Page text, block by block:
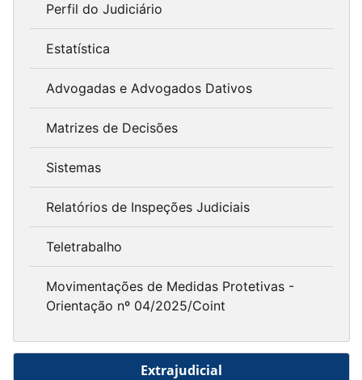
Perfil do Judiciário
Estatística
Advogadas e Advogados Dativos
Matrizes de Decisões
Sistemas
Relatórios de Inspeções Judiciais
Teletrabalho
Movimentações de Medidas Protetivas -
Orientação nº 04/2025/Coint
Extrajudicial